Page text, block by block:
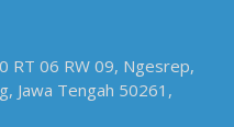
RT 06 RW 09, Ngesrep,
Jawa Tengah 50261,